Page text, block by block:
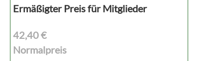
Ermäßigter Preis für Mitglieder
42,40 €
Normalpreis